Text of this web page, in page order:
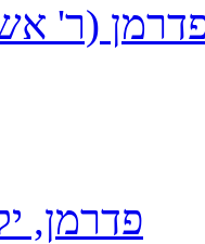
(ר'
פדרמן,